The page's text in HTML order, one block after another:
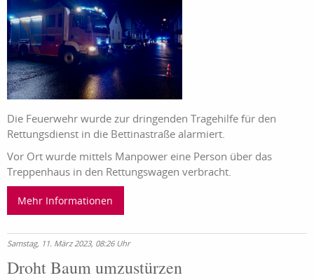
Die Feuerwehr wurde zur dringenden Tragehilfe für den
Rettungsdienst in die Bettinastraße alarmiert.
Vor Ort wurde mittels Manpower eine Person über das
Treppenhaus in den Rettungswagen verbracht.
Mehr Informationen
Samstag, 11. März 2023, 08:26 Uhr
Droht Baum umzustürzen